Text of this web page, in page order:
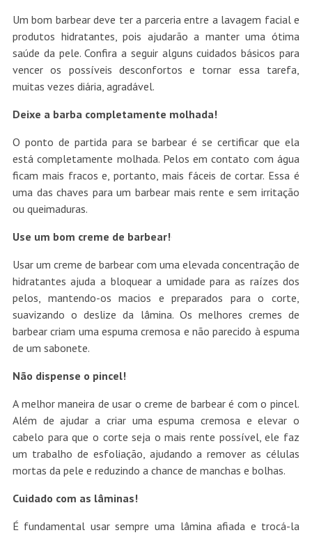
Um bom barbear deve ter a parceria entre a lavagem facial e
produtos hidratantes, pois ajudarão a manter uma ótima
saúde da pele. Confira a seguir alguns cuidados básicos para
vencer os possíveis desconfortos e tornar essa tarefa,
muitas vezes diária, agradável.
Deixe a barba completamente molhada!
O ponto de partida para se barbear é se certificar que ela
está completamente molhada. Pelos em contato com água
ficam mais fracos e, portanto, mais fáceis de cortar. Essa é
uma das chaves para um barbear mais rente e sem irritação
ou queimaduras.
Use um bom creme de barbear!
Usar um creme de barbear com uma elevada concentração de
hidratantes ajuda a bloquear a umidade para as raízes dos
pelos, mantendo-os macios e preparados para o corte,
suavizando o deslize da lâmina. Os melhores cremes de
barbear criam uma espuma cremosa e não parecido à espuma
de um sabonete.
Não dispense o pincel!
A melhor maneira de usar o creme de barbear é com o pincel.
Além de ajudar a criar uma espuma cremosa e elevar o
cabelo para que o corte seja o mais rente possível, ele faz
um trabalho de esfoliação, ajudando a remover as células
mortas da pele e reduzindo a chance de manchas e bolhas.
Cuidado com as lâminas!
É fundamental usar sempre uma lâmina afiada e trocá-la